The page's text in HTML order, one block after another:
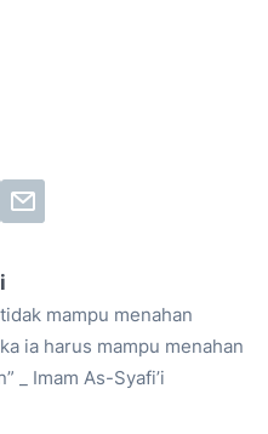
mampu menahan
ia harus mampu menahan
_ Imam As-Syafi’i